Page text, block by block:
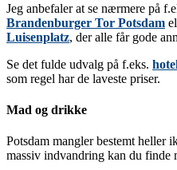
Jeg anbefaler at se nærmere på
Brandenburger Tor Potsdam
Luisenplatz, der alle får gode
Se det fulde udvalg på f.eks.
som regel har de laveste priser.
Mad og drikke
Potsdam mangler bestemt heller
massiv indvandring kan du finde